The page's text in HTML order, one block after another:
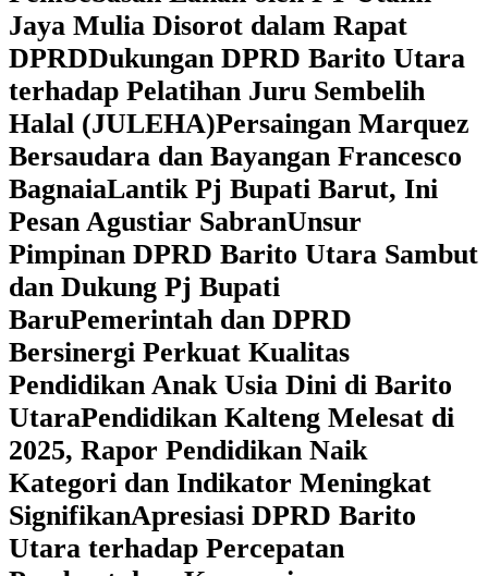
Jaya Mulia Disorot dalam Rapat
DPRDDukungan DPRD Barito Utara
terhadap Pelatihan Juru Sembelih
Halal (JULEHA)Persaingan Marquez
Bersaudara dan Bayangan Francesco
BagnaiaLantik Pj Bupati Barut, Ini
Pesan Agustiar SabranUnsur
Pimpinan DPRD Barito Utara Sambut
dan Dukung Pj Bupati
BaruPemerintah dan DPRD
Bersinergi Perkuat Kualitas
Pendidikan Anak Usia Dini di Barito
Utara‎Pendidikan Kalteng Melesat di
2025, Rapor Pendidikan Naik
Kategori dan Indikator Meningkat
SignifikanApresiasi DPRD Barito
Utara terhadap Percepatan